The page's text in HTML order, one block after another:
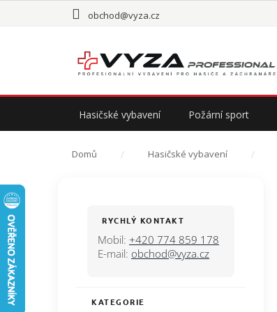
obchod@vyza.cz
Hasičské vybavení Požární sport
Domů Hasičské vybavení
RYCHLÝ KONTAKT
Mobil: +420 774 859 178
E-mail: obchod@vyza.cz
Přeskočit
KATEGORIE